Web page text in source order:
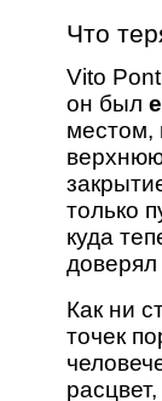
Что
Vito
он был
местом,
только
куда
Как ни
точек